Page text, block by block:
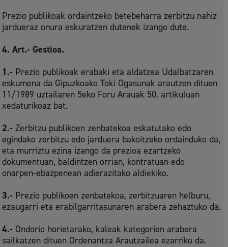
Prezio publikoak ordaintzeko betebeharra zerbitzu nahiz
jardueraz onura eskuratzen dutenek izango dute.
4. Art.- Gestioa.
1.- Prezio publikoak erabaki eta aldatzea Udalbatzaren
eskumena da Gipuzkoako Toki Ogasunak arautzen dituen
11/1989 uztailaren 5eko Foru Arauak 50. artikuluan
xedaturikoaz bat.
2.- Zerbitzu publikoen zenbatekoa eskatutako edo
egindako zerbitzu edo jarduera bakoitzeko ordainduko da,
eta murriztu ezina izango da prezioa ezartzeko
dokumentuan, baldintzen orrian, kontratuan edo
onarpen-ebazpenean adierazitako aldiekiko.
3.- Prezio publikoen zenbatekoa, zerbitzuaren helburu,
ezaugarri eta erabilgarritasunaren arabera zehaztuko da.
4.- Ondorio horietarako, kaleak kategorien arabera
sailkatzen dituen Ordenantza Arautzailea ezarriko da.